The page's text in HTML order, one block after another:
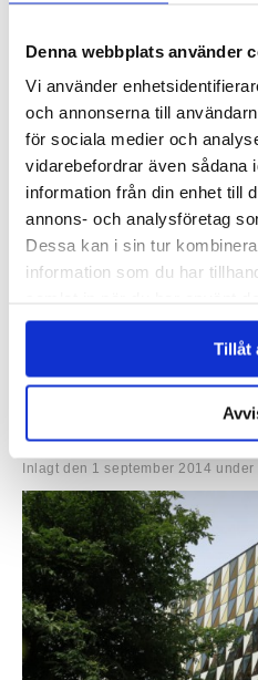
Denna webbplats använder
Vi använder
och annonserna till
för sociala medier och
vidarebefordrar även sådana
information från din enhet till
annons- och analysföretag
Dessa kan i sin tur
information som du har
Tillåt
Aula Medica vinnare av
Wingårdh Arkitektkontor
Inlagt den 1 september 2014 under